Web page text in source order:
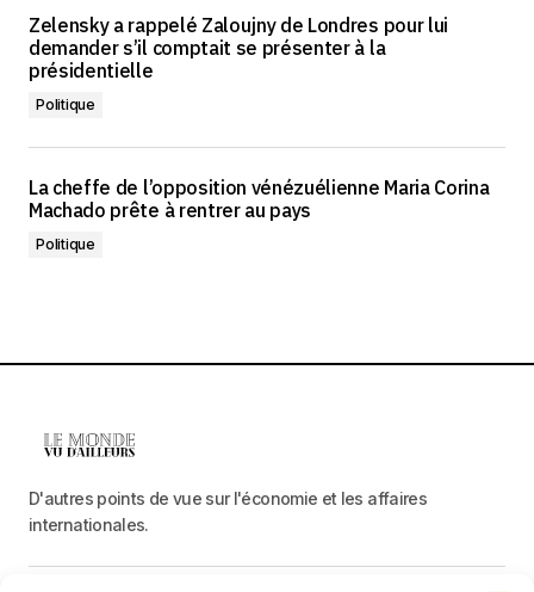
Zelensky a rappelé Zaloujny de Londres pour lui
demander s’il comptait se présenter à la
présidentielle
Politique
La cheffe de l’opposition vénézuélienne Maria Corina
Machado prête à rentrer au pays
Politique
D'autres points de vue sur l'économie et les affaires
internationales.